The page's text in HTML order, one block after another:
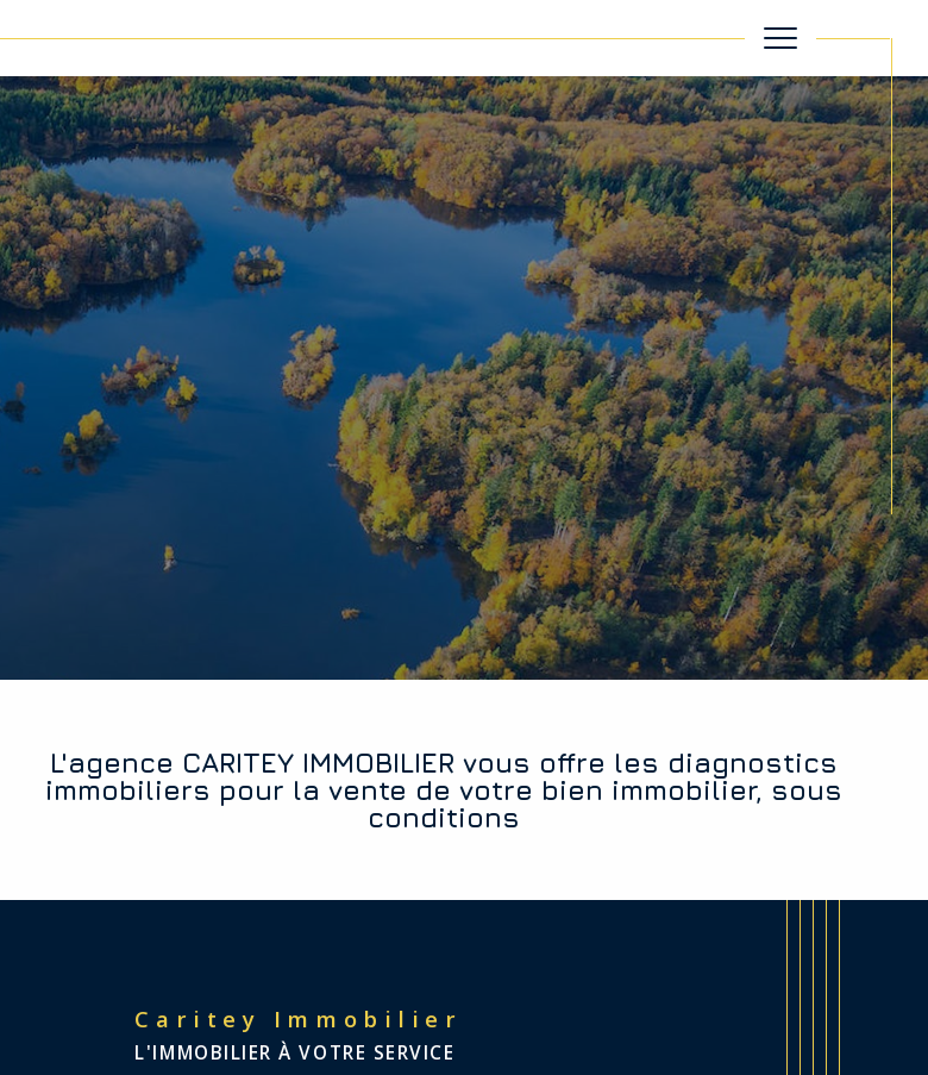
Estimer
BUDGET filtrer
voir les147annonces
Réinitialiser les filtres
L'agence CARITEY IMMOBILIER vous offre les diagnostics
immobiliers pour la vente de votre bien immobilier, sous
conditions
Caritey Immobilier
L'IMMOBILIER À VOTRE SERVICE